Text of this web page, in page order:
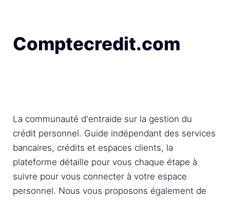
Comptecredit.com
La communauté d'entraide sur la gestion du
crédit personnel. Guide indépendant des services
bancaires, crédits et espaces clients, la
plateforme détaille pour vous chaque étape à
suivre pour vous connecter à votre espace
personnel. Nous vous proposons également de